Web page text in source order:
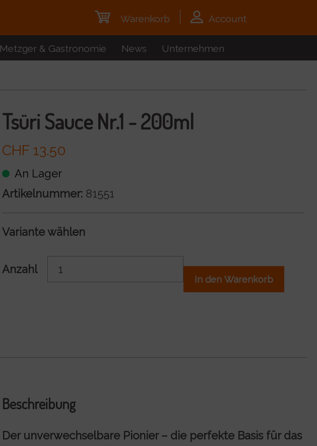
Warenkorb Account
Metzger & Gastronomie News Unternehmen
Tsüri Sauce Nr.1 - 200ml
CHF 13.50
An Lager
Artikelnummer: 81551
Variante wählen
Anzahl
In den Warenkorb
Beschreibung
Der unverwechselbare Pionier – die perfekte Basis für das